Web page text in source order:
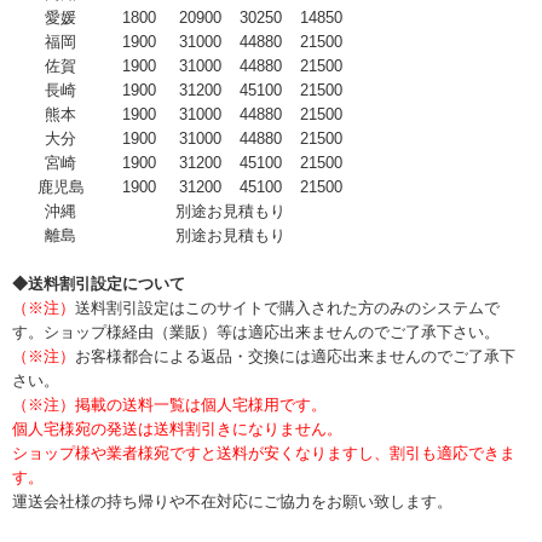
愛媛
1800 20900 30250
14850
福岡
1900 31000 44880
21500
佐賀
1900 31000 44880
21500
長崎
1900 31200 45100
21500
熊本
1900 31000 44880
21500
大分
1900 31000 44880
21500
宮崎
1900 31200 45100
21500
鹿児島
1900 31200 45100
21500
沖縄
別途お見積もり
離島
別途お見積もり
◆送料割引設定について
（※注） 送料割引設定はこのサイトで購入された方のみのシステムで
す。ショップ様経由（業販）等は適応出来ませんのでご了承下さい。
（※注） お客様都合による返品・交換には適応出来ませんのでご了承下
さい。
（※注）掲載の送料一覧は個人宅様用です。
個人宅様宛の発送は送料割引きになりません。
ショップ様や業者様宛ですと送料が安くなりますし、割引も適応できま
す。
運送会社様の持ち帰りや不在対応にご協力をお願い致します。